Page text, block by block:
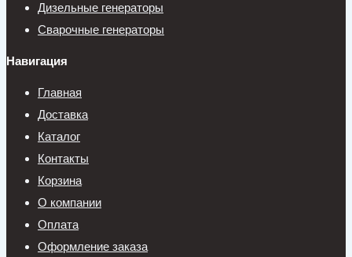
Дизельные генераторы
Сварочные генераторы
Навигация
Главная
Доставка
Каталог
Контакты
Корзина
О компании
Оплата
Оформление заказа